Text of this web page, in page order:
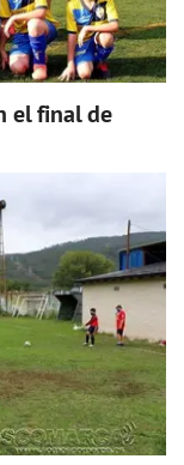
el final de